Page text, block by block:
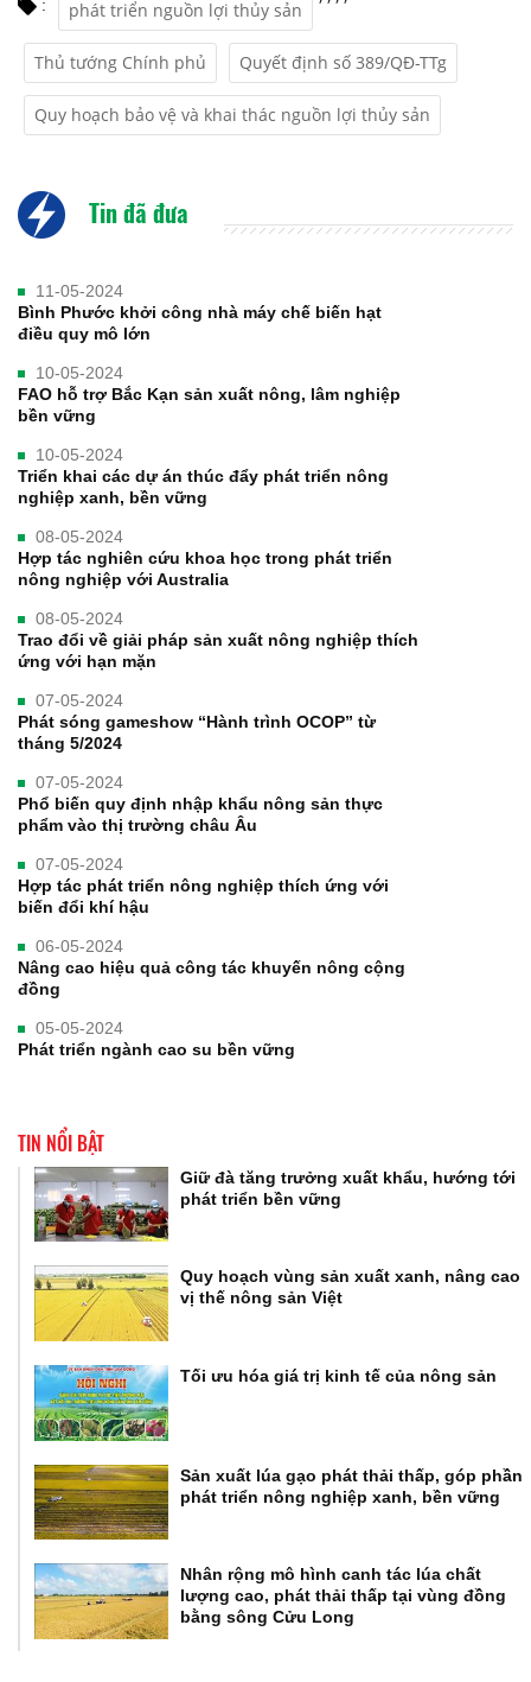
: phát triển nguồn lợi thủy sản
Thủ tướng Chính phủ Quyết định số 389/QĐ-TTg
Quy hoạch bảo vệ và khai thác nguồn lợi thủy sản
Tin đã đưa
11-05-2024
Bình Phước khởi công nhà máy chế biến hạt
điều quy mô lớn
10-05-2024
FAO hỗ trợ Bắc Kạn sản xuất nông, lâm nghiệp
bền vững
10-05-2024
Triển khai các dự án thúc đẩy phát triển nông
nghiệp xanh, bền vững
08-05-2024
Hợp tác nghiên cứu khoa học trong phát triển
nông nghiệp với Australia
08-05-2024
Trao đổi về giải pháp sản xuất nông nghiệp thích
ứng với hạn mặn
07-05-2024
Phát sóng gameshow “Hành trình OCOP” từ
tháng 5/2024
07-05-2024
Phổ biến quy định nhập khẩu nông sản thực
phẩm vào thị trường châu Âu
07-05-2024
Hợp tác phát triển nông nghiệp thích ứng với
biến đổi khí hậu
06-05-2024
Nâng cao hiệu quả công tác khuyến nông cộng
đồng
05-05-2024
Phát triển ngành cao su bền vững
TIN NỔI BẬT
Giữ đà tăng trưởng xuất khẩu, hướng tới
phát triển bền vững
Quy hoạch vùng sản xuất xanh, nâng cao
vị thế nông sản Việt
Tối ưu hóa giá trị kinh tế của nông sản
Sản xuất lúa gạo phát thải thấp, góp phần
phát triển nông nghiệp xanh, bền vững
Nhân rộng mô hình canh tác lúa chất
lượng cao, phát thải thấp tại vùng đồng
bằng sông Cửu Long